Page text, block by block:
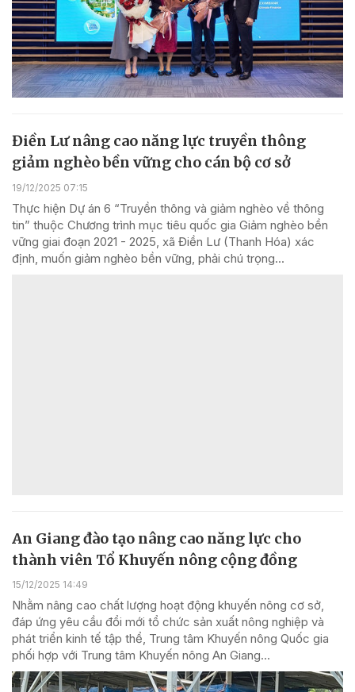
Điền Lư nâng cao năng lực truyền thông
giảm nghèo bền vững cho cán bộ cơ sở
19/12/2025 07:15
Thực hiện Dự án 6 “Truyền thông và giảm nghèo về thông
tin” thuộc Chương trình mục tiêu quốc gia Giảm nghèo bền
vững giai đoạn 2021 - 2025, xã Điền Lư (Thanh Hóa) xác
định, muốn giảm nghèo bền vững, phải chú trọng...
An Giang đào tạo nâng cao năng lực cho
thành viên Tổ Khuyến nông cộng đồng
15/12/2025 14:49
Nhằm nâng cao chất lượng hoạt động khuyến nông cơ sở,
đáp ứng yêu cầu đổi mới tổ chức sản xuất nông nghiệp và
phát triển kinh tế tập thể, Trung tâm Khuyến nông Quốc gia
phối hợp với Trung tâm Khuyến nông An Giang...